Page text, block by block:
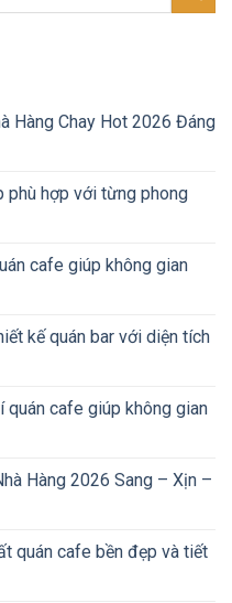
Hàng Chay Hot 2026 Đáng
phù hợp với từng phong
cafe giúp không gian
kế quán bar với diện tích
cafe giúp không gian
Hàng 2026 Sang – Xịn –
quán cafe bền đẹp và tiết